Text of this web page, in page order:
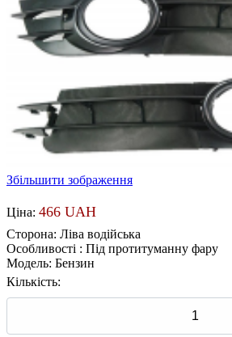
Збільшити зображення
Ціна: 466 UAH
Сторона: Ліва водійська
Особливості : Під протитуманну фару
Модель: Бензин
Кількість: